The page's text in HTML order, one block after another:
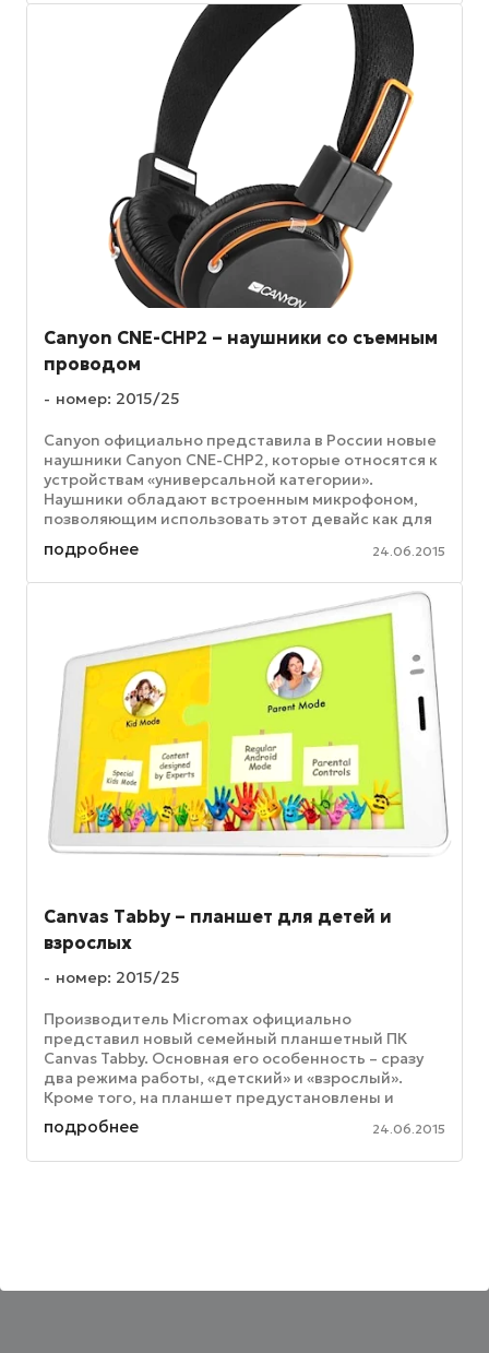
Canyon CNE-CHP2 – наушники со съемным
проводом
номер: 2015/25
Canyon официально представила в России новые
наушники Canyon CNE-CHP2, которые относятся к
устройствам «универсальной категории».
Наушники обладают встроенным микрофоном,
позволяющим использовать этот девайс как для
прослушивания музыкальных ...
подробнее 24.06.2015
Canvas Tabby – планшет для детей и
взрослых
номер: 2015/25
Производитель Micromax официально
представил новый семейный планшетный ПК
Canvas Tabby. Основная его особенность – сразу
два режима работы, «детский» и «взрослый».
Кроме того, на планшет предустановлены и
различные обучающие приложения. Дисплей у ...
подробнее 24.06.2015